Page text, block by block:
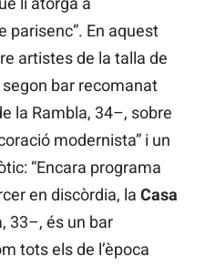
parisenc”. En aquest
artistes de la talla de
segon bar recomanat
la Rambla, 34–, sobre
modernista” i un
“Encara programa
en discòrdia, la Casa
33–, és un bar
tots els de l’època